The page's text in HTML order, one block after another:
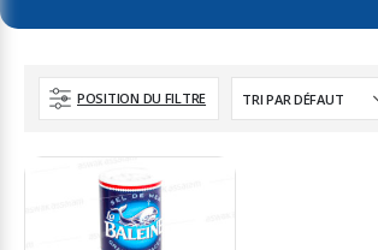
POSITION DU FILTRE